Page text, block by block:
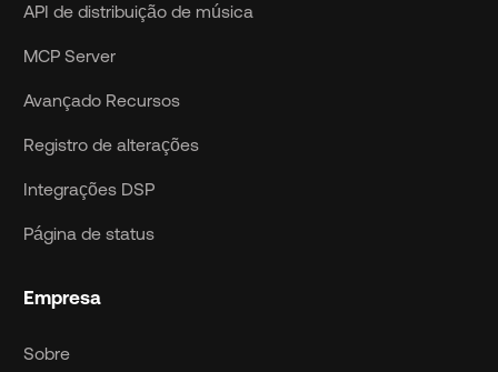
API de distribuição de música
MCP Server
Avançado Recursos
Registro de alterações
Integrações DSP
Página de status
Empresa
Sobre